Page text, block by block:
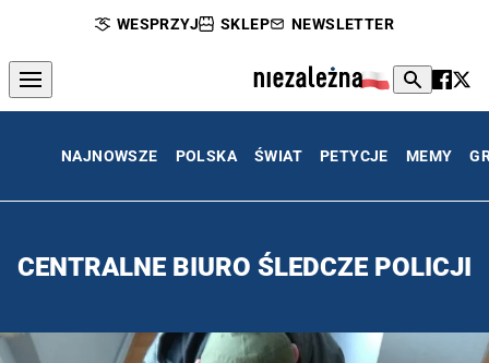
WESPRZYJ SKLEP NEWSLETTER
NAJNOWSZE POLSKA ŚWIAT PETYCJE MEMY
CENTRALNE BIURO ŚLEDCZE POLICJI